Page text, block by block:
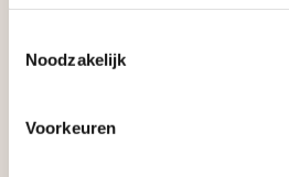
Noodzakelijk
Voorkeuren
maanden dicht is voor al het